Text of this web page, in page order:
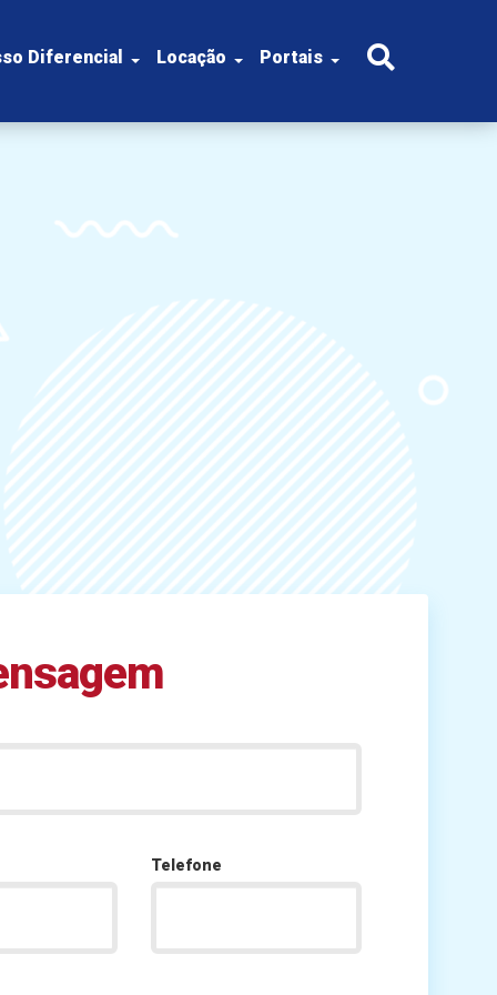
Diferencial Locação Portais
Telefone